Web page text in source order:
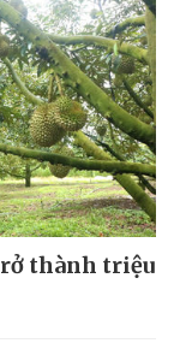
thành triệu